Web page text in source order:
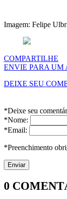
Imagem: Felipe
COMPARTILHE
ENVIE PARA UM
DEIXE SEU
*Deixe seu
*Nome:
*Email:
*Preenchimento
0